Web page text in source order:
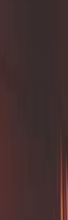
Après un
l'infiltration
Le
l'accord
En
convient de
suffisante